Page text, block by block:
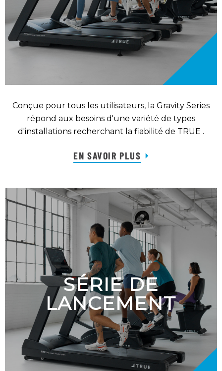
Conçue pour tous les utilisateurs, la Gravity Series
répond aux besoins d'une variété de types
d'installations recherchant la fiabilité de TRUE .
EN SAVOIR PLUS
SÉRIE DE
LANCEMENT